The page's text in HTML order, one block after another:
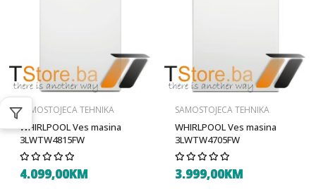
SAMOSTOJECA TEHNIKA
WHIRLPOOL Ves masina
3LWTW4815FW
4.099,00KM
SAMOSTOJECA TEHNIKA
WHIRLPOOL Ves masina
3LWTW4705FW
3.999,00KM